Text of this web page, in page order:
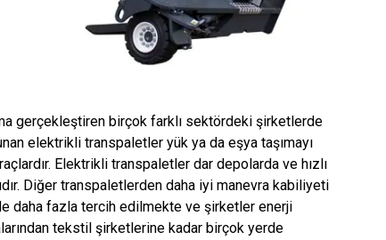
gerçekleştiren birçok farklı sektördeki şirketlerde
elektrikli transpaletler yük ya da eşya taşımayı
Elektrikli transpaletler dar depolarda ve hızlı
Diğer transpaletlerden daha iyi manevra kabiliyeti
daha fazla tercih edilmekte ve şirketler enerji
tekstil şirketlerine kadar birçok yerde